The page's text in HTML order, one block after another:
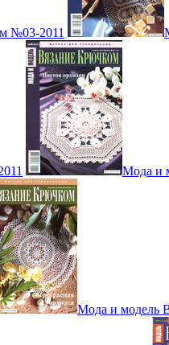
№03-2011
Мода и
Мода и модель